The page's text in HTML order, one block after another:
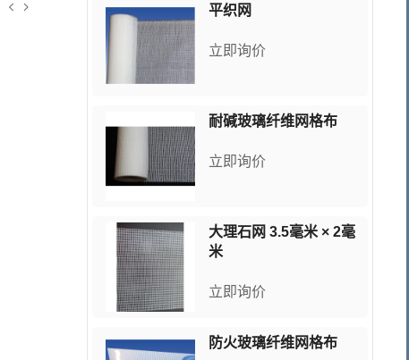
平织网
立即询价
耐碱玻璃纤维网格布
立即询价
大理石网 3.5毫米 × 2毫
米
立即询价
防火玻璃纤维网格布